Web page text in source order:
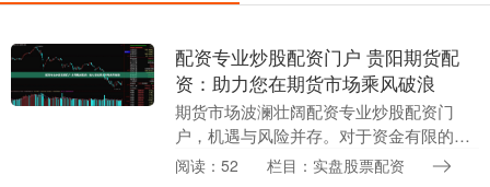
配资专业炒股配资门户 贵阳期货配
资：助力您在期货市场乘风破浪
期货市场波澜壮阔配资专业炒股配资门
户，机遇与风险并存。对于资金有限的投
资者而言，期货配资无疑是一把利器，可
阅读：52 栏目：实盘股票配资